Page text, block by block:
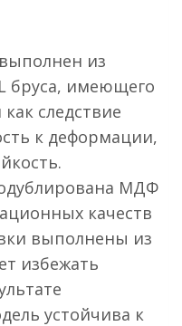
из
бруса, имеющего
следствие
к деформации,
МДФ
качеств
выполнены из
избежать
устойчива к